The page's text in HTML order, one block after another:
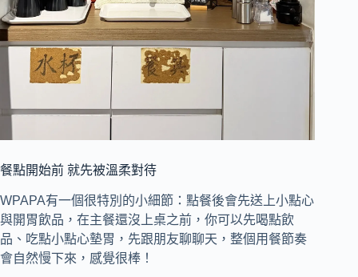
餐點開始前 就先被溫柔對待
WPAPA有一個很特別的小細節：點餐後會先送上小點心
與開胃飲品，在主餐還沒上桌之前，你可以先喝點飲
品、吃點小點心墊胃，先跟朋友聊聊天，整個用餐節奏
會自然慢下來，感覺很棒！